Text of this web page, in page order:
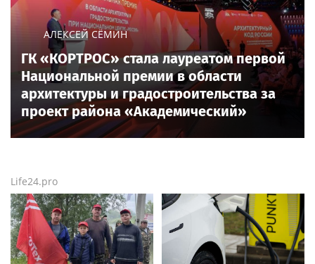
АЛЕКСЕЙ СЁМИН
ГК «КОРТРОС» стала лауреатом первой
Национальной премии в области
архитектуры и градостроительства за
проект района «Академический»
Life24.pro